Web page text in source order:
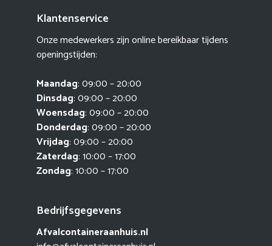
Klantenservice
Onze medewerkers zijn online bereikbaar tijdens
openingstijden:
Maandag: 09:00 – 20:00
Dinsdag: 09:00 – 20:00
Woensdag: 09:00 – 20:00
Donderdag: 09:00 – 20:00
Vrijdag: 09:00 – 20:00
Zaterdag: 10:00 – 17:00
Zondag: 10:00 – 17:00
Bedrijfsgegevens
Afvalcontaineraanhuis.nl